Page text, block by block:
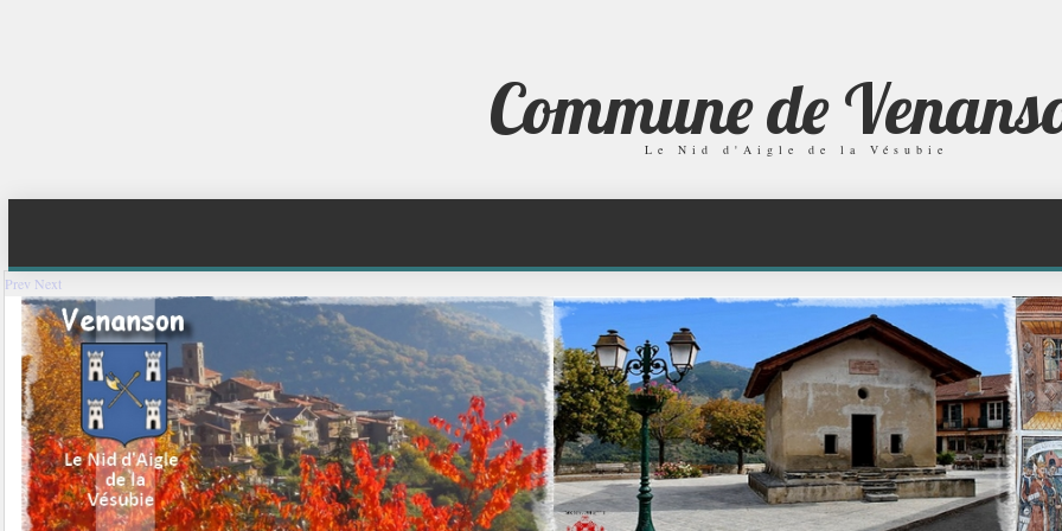
Commune de
Le Nid d'Aigle de la Vésubie
Prev Next